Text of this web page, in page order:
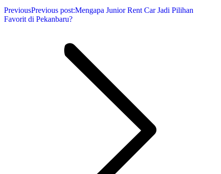
PreviousPrevious post:Mengapa Junior Rent Car Jadi Pilihan
Favorit di Pekanbaru?